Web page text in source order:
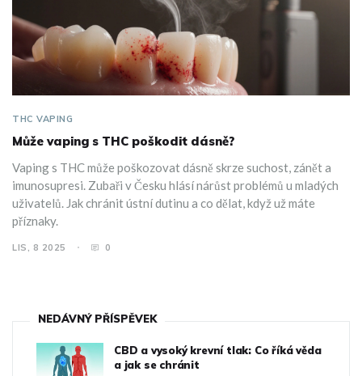
THC VAPING
Může vaping s THC poškodit dásně?
Vaping s THC může poškozovat dásně skrze suchost, zánět a
imunosupresi. Zubaři v Česku hlásí nárůst problémů u mladých
uživatelů. Jak chránit ústní dutinu a co dělat, když už máte
příznaky.
LIS, 8 2025 0
NEDÁVNÝ PŘÍSPĚVEK
CBD a vysoký krevní tlak: Co říká věda
a jak se chránit